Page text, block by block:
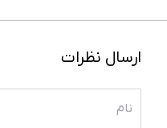
ارسال نظرات